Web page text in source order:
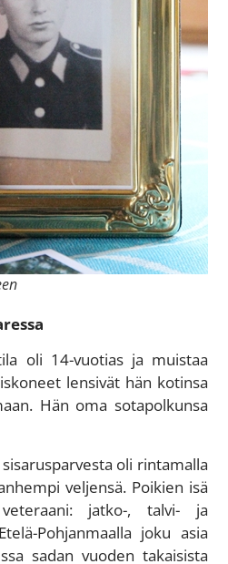
oli 14-vuotias ja muistaa
lensivät hän kotinsa
Hän oma sotapolkunsa
oli rintamalla
veljensä. Poikien isä
jatko-, talvi- ja
Pohjanmaalla joku asia
sadan vuoden takaisista